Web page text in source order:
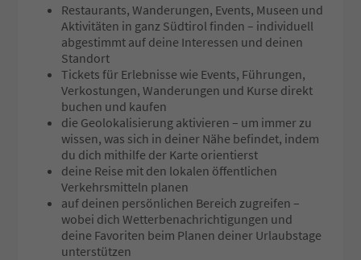
Restaurants, Wanderungen, Events, Museen und
Aktivitäten in ganz Südtirol finden – individuell
abgestimmt auf deine Interessen und deinen
Standort
Tickets für Erlebnisse wie Events, Führungen,
Verkostungen, Wanderungen und Kurse direkt
buchen und kaufen
die Geolokalisierung aktivieren – um immer zu
wissen, was sich in deiner Nähe befindet, indem
du dich mithilfe der Karte orientierst
deine Reise mit den lokalen öffentlichen
Verkehrsmitteln planen
auf deinen persönlichen Bereich zugreifen –
wobei dich Wetterbenachrichtigungen und
deine Favoriten beim Planen deiner Urlaubstage
unterstützen